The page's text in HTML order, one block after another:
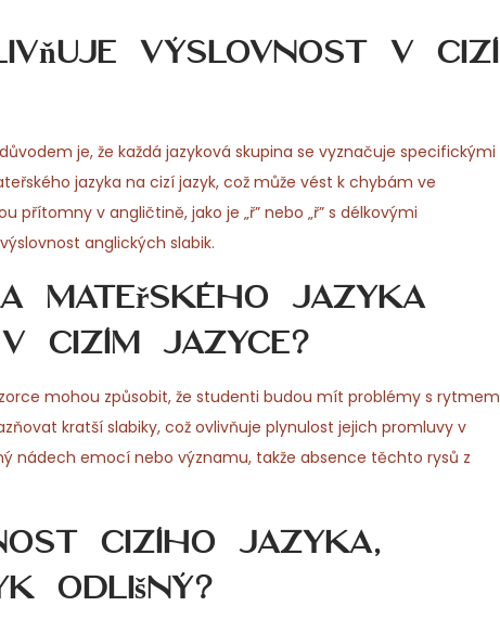
výslovnost v cizí
je, že každá jazyková skupina se vyznačuje specifickými
jazyka na cizí jazyk, což může vést k chybám ve
přítomny v angličtině, jako je „ř” nebo „ř” s délkovými
anglických slabik.
mateřského jazyka
cizím jazyce?
mohou způsobit, že studenti budou mít problémy s rytmem
kratší slabiky, což ovlivňuje plynulost jejich promluvy v
nádech emocí nebo významu, takže absence těchto rysů z
cizího jazyka,
odlišný?